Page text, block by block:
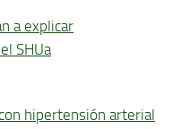
a explicar
SHUa
hipertensión arterial